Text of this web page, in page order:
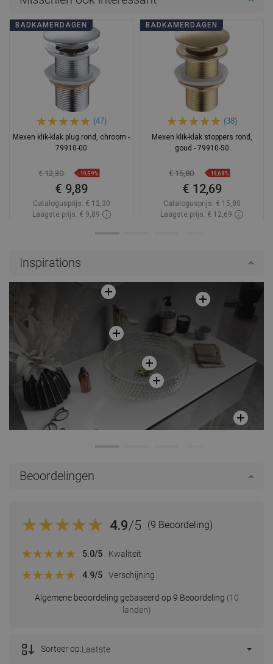
BADKAMERDAGEN
(47)
Mexen klik-klak plug rond, chroom -
79910-00
€ 12,30 -19,59%
€ 9,89
Catalogusprijs: € 12,30
Laagste prijs: € 9,89
BADKAMERDAGEN
(38)
Mexen klik-klak stoppers rond,
goud - 79910-50
€ 15,80 -19,68%
€ 12,69
Catalogusprijs: € 15,80
Laagste prijs: € 12,69
Inspirations
Beoordelingen
4.9/5 (9 Beoordeling)
Algemene beoordeling gebaseerd op 9 Beoordeling (10
landen)
5.0/5 Kwaliteit
4.9/5 Verschijning
Sorteer op:Laatste